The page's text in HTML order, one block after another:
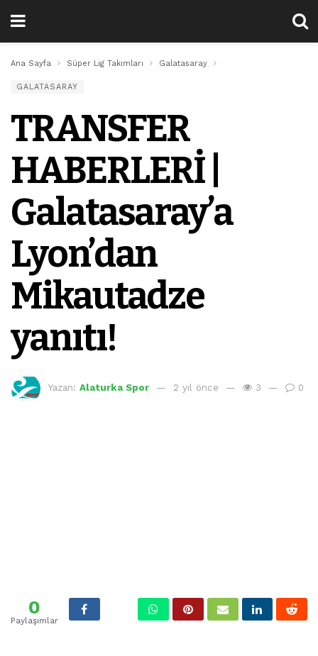
Ana Sayfa Süper Lig Takımları Galatasaray
GALATASARAY
TRANSFER
HABERLERİ |
Galatasaray’a
Lyon’dan
Mikautadze
yanıtı!
Yazan: Alaturka Spor 2 yıl önce 3 0
0
Paylaşımlar